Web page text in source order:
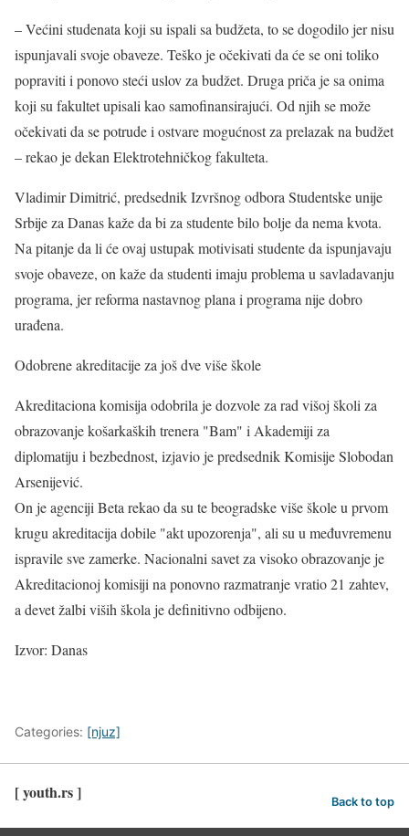
– Većini studenata koji su ispali sa budžeta, to se dogodilo jer nisu
ispunjavali svoje obaveze. Teško je očekivati da će se oni toliko
popraviti i ponovo steći uslov za budžet. Druga priča je sa onima
koji su fakultet upisali kao samofinansirajući. Od njih se može
očekivati da se potrude i ostvare mogućnost za prelazak na budžet
– rekao je dekan Elektrotehničkog fakulteta.
Vladimir Dimitrić, predsednik Izvršnog odbora Studentske unije
Srbije za Danas kaže da bi za studente bilo bolje da nema kvota.
Na pitanje da li će ovaj ustupak motivisati studente da ispunjavaju
svoje obaveze, on kaže da studenti imaju problema u savladavanju
programa, jer reforma nastavnog plana i programa nije dobro
urađena.
Odobrene akreditacije za još dve više škole
Akreditaciona komisija odobrila je dozvole za rad višoj školi za
obrazovanje košarkaških trenera "Bam" i Akademiji za
diplomatiju i bezbednost, izjavio je predsednik Komisije Slobodan
Arsenijević.
On je agenciji Beta rekao da su te beogradske više škole u prvom
krugu akreditacija dobile "akt upozorenja", ali su u međuvremenu
ispravile sve zamerke. Nacionalni savet za visoko obrazovanje je
Akreditacionoj komisiji na ponovno razmatranje vratio 21 zahtev,
a devet žalbi viših škola je definitivno odbijeno.
Izvor: Danas
Categories: [njuz]
[ youth.rs ] Back to top